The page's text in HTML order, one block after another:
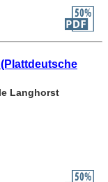
Langhorst